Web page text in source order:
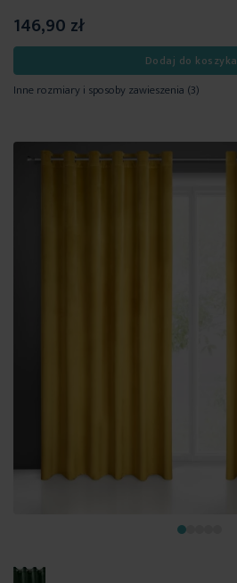
146,90 zł
Dodaj do koszyka
Inne rozmiary i sposoby zawieszenia (3)